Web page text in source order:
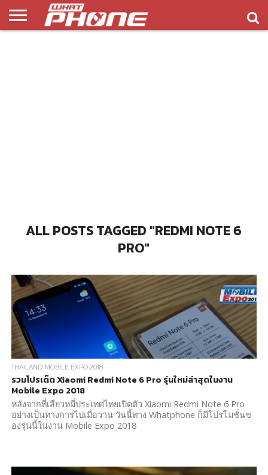
ALL POSTS TAGGED "REDMI NOTE 6
PRO"
THAILAND MOBILE EXPO 2018
รวมโปรเด็ด Xiaomi Redmi Note 6 Pro รุ่นใหม่ล่าสุดในงาน
Mobile Expo 2018
หลังจากที่เสียวหมี่ประเทศไทยเปิดตัว Xiaomi Redmi Note 6 Pro
อย่างเป็นทางการไปเมื่อวาน วันนี้ทาง Whatphone ก็มีโปรโมชั่นข
องรุ่นนี้ในงาน Mobile Expo 2018